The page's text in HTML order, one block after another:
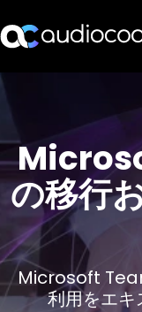
ソリューション
製品とアプリケー
パートナー
サポートセンター
会社
Blog
リソース・資料
お問い合わせ
の移行
Microsoft
利用をエキ